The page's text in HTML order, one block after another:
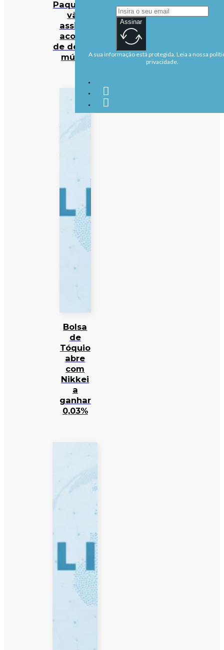
Paquistão
vão
assinar
acordo
de defesa
mútua
Bolsa
de
Tóquio
abre
com
Nikkei
a
ganhar
0,03%
Assinar
A sua informação está protegida. Leia a nossa
privacidade.